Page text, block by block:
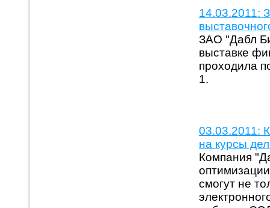
14.03.2011:
ЗАО "Дабл
выставке
проходила
1.
03.03.2011:
на курсы
Компания
смогут не